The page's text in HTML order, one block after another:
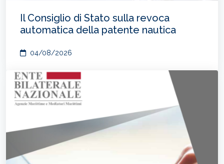
Il Consiglio di Stato sulla revoca
automatica della patente nautica
04/08/2026